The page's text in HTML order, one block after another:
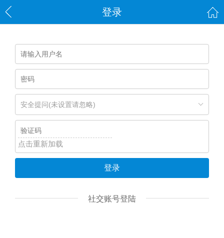
登录
安全提问(未设置请忽略)
点击重新加载
登录
社交账号登陆